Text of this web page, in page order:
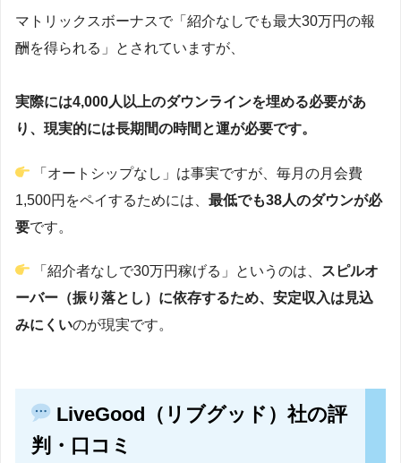
マトリックスボーナスで「紹介なしでも最大30万円の報
酬を得られる」とされていますが、
実際には4,000人以上のダウンラインを埋める必要があ
り、現実的には長期間の時間と運が必要です。
「オートシップなし」は事実ですが、毎月の月会費
1,500円をペイするためには、 最低でも38人のダウンが必
要です。
「紹介者なしで30万円稼げる」というのは、
スピルオ
ーバー（振り落とし）に依存するため、安定収入は見込
みにくいのが現実です。
LiveGood（リブグッド）社の評
判・口コミ